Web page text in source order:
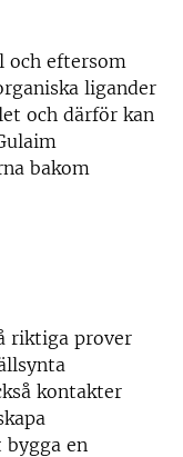
och eftersom
ligander
och därför kan
bakom
riktiga prover
kontakter
en